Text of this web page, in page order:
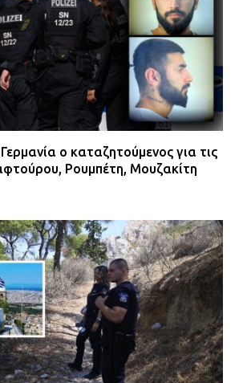
ο καταζητούμενος για τις
Ρουμπέτη, Μουζακίτη